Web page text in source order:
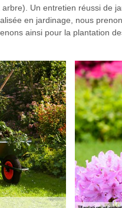
Un entretien réussi de
en jardinage, nous
ainsi pour la plantation